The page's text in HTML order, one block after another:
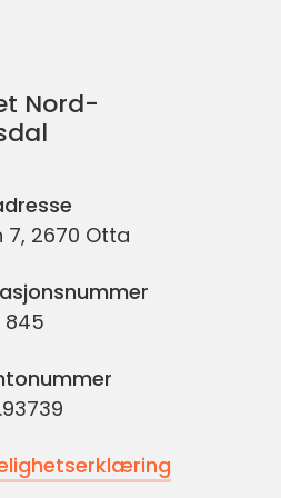
Nord-
7, 2670 Otta
845